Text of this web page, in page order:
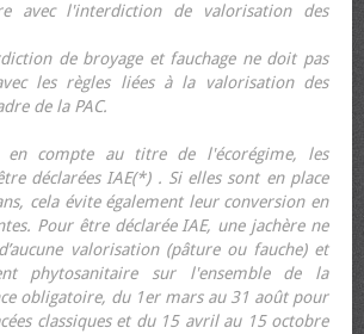
avec l'interdiction de valorisation des
de broyage et fauchage ne doit pas
les règles liées à la valorisation des
de la PAC.
en compte au titre de l'écorégime, les
déclarées IAE(*) . Si elles sont en place
cela évite également leur conversion en
Pour être déclarée IAE, une jachère ne
valorisation (pâture ou fauche) et
phytosanitaire sur l'ensemble de la
obligatoire, du 1er mars au 31 août pour
classiques et du 15 avril au 15 octobre